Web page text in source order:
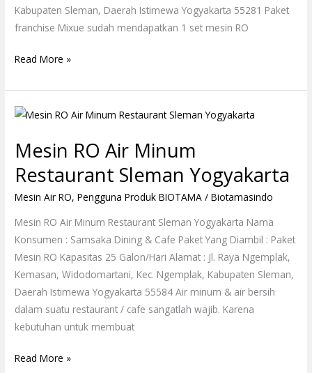
Kabupaten Sleman, Daerah Istimewa Yogyakarta 55281 Paket
franchise Mixue sudah mendapatkan 1 set mesin RO
Read More »
Mesin RO Air Minum
Restaurant Sleman Yogyakarta
Mesin Air RO,Pengguna Produk BIOTAMA /Biotamasindo
Mesin RO Air Minum Restaurant Sleman Yogyakarta Nama
Konsumen : Samsaka Dining & Cafe Paket Yang Diambil : Paket
Mesin RO Kapasitas 25 Galon/Hari Alamat : Jl. Raya Ngemplak,
Kemasan, Widodomartani, Kec. Ngemplak, Kabupaten Sleman,
Daerah Istimewa Yogyakarta 55584 Air minum & air bersih
dalam suatu restaurant / cafe sangatlah wajib. Karena
kebutuhan untuk membuat
Mesin
Air
Minum
Restaurant
Sleman
Yogyakarta
Read More »